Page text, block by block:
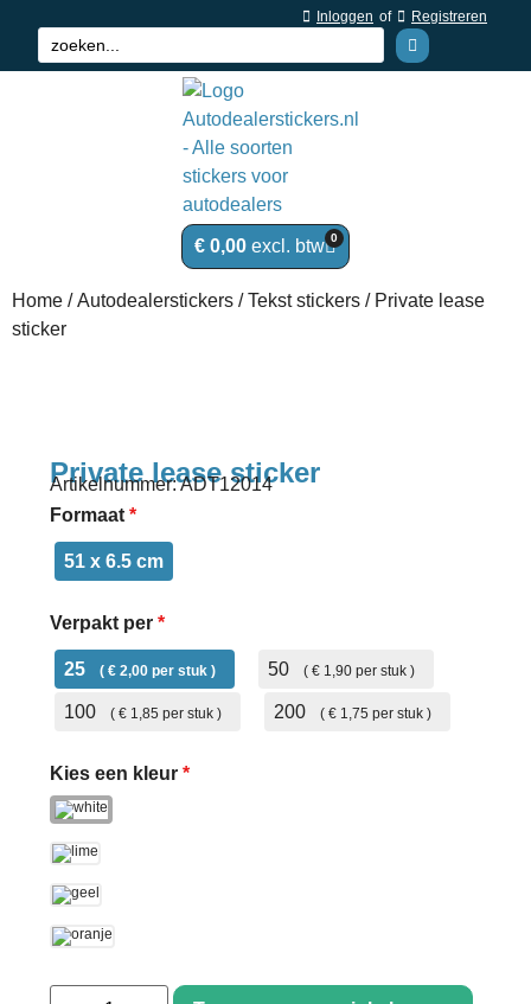
Inloggen of Registreren
€0,00 0
Home /Autodealerstickers /Tekst stickers / Private lease
sticker
Private lease sticker
Artikelnummer: ADT12014
Formaat *
51 x 6.5 cm
Verpakt per *
25 € 2,00 50 € 1,90
100 € 1,85 200 € 1,75
Kies een kleur *